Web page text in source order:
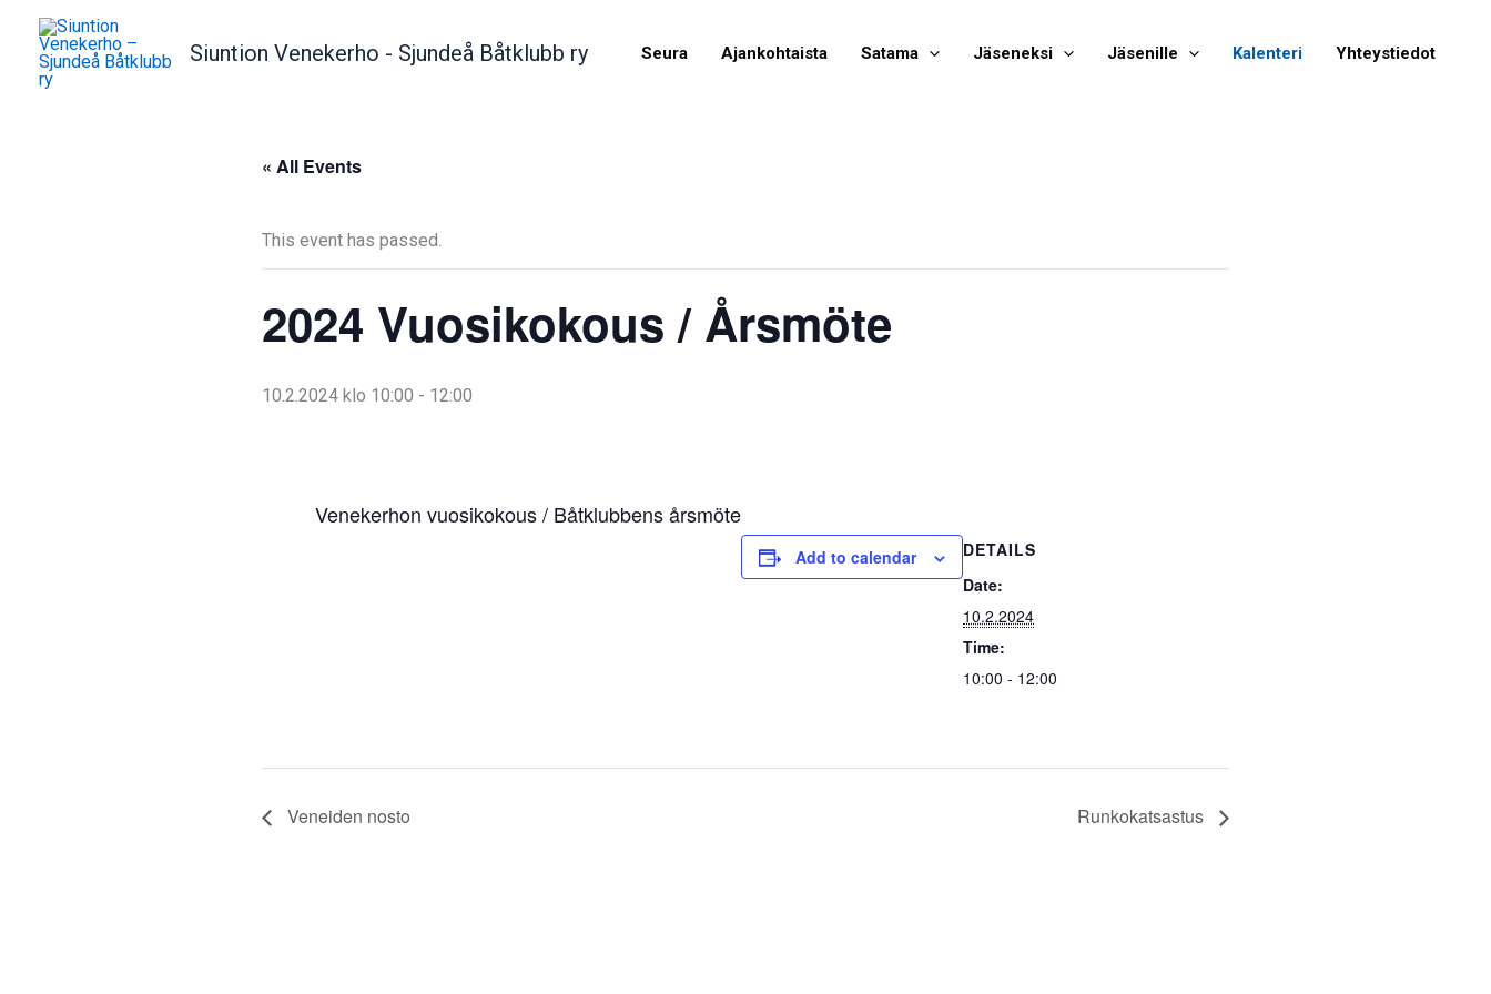
content
Siuntion Venekerho - Sjundeå Båtklubb ry Seura Ajankohtaista Satama Jäseneksi Jäsenille Kalenteri Yhteystiedot
« All Events
This event has passed.
2024 Vuosikokous / Årsmöte
10.2.2024 klo 10:00 - 12:00
Venekerhon vuosikokous / Båtklubbens årsmöte
Add to calendar
DETAILS
Date:
10.2.2024
Time:
10:00 - 12:00
Veneiden nosto Runkokatsastus